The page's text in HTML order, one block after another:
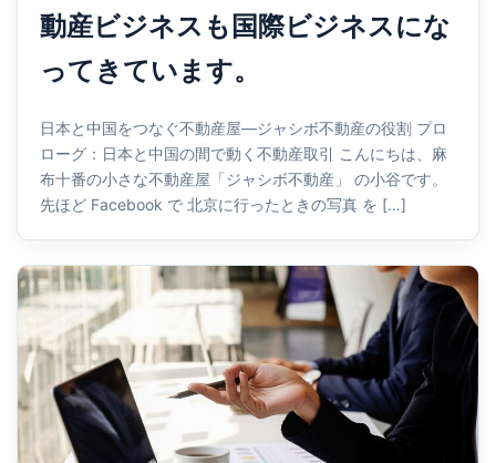
動産ビジネスも国際ビジネスにな
ってきています。
日本と中国をつなぐ不動産屋—ジャシボ不動産の役割 プロ
ローグ：日本と中国の間で動く不動産取引 こんにちは、麻
布十番の小さな不動産屋「ジャシボ不動産」 の小谷です。
先ほど Facebook で 北京に行ったときの写真 を […]